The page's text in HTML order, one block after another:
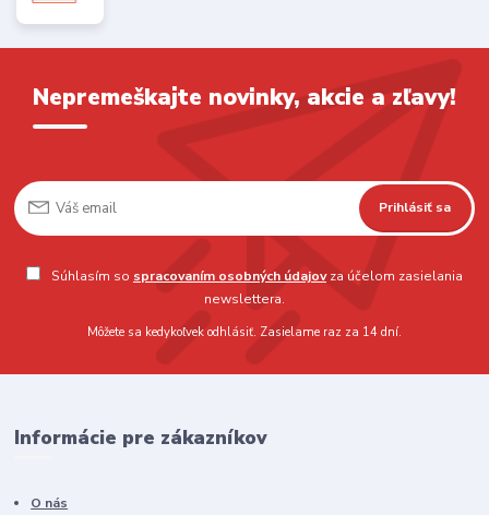
Nepremeškajte novinky, akcie a zľavy!
Prihlásiť sa
Súhlasím so spracovaním osobných údajovza účelom zasielania
newslettera.
Môžete sa kedykoľvek odhlásiť. Zasielame raz za 14 dní.
Informácie pre zákazníkov
O nás